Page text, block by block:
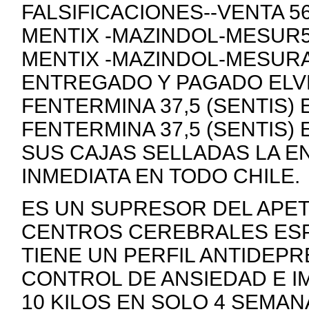
FALSIFICACIONES--VENTA
MENTIX -MAZINDOL-
MENTIX -MAZINDOL-
ENTREGADO Y PAGADO
FENTERMINA 37,5 (SENTIS)
FENTERMINA 37,5 (SENTIS)
SUS CAJAS SELLADAS LA
INMEDIATA EN TODO CHILE.
ES UN SUPRESOR DEL
CENTROS CEREBRALES
TIENE UN PERFIL
CONTROL DE ANSIEDAD E
10 KILOS EN SOLO 4